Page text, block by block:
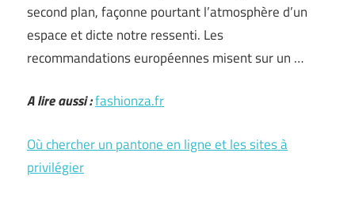
second plan, façonne pourtant l’atmosphère d’un
espace et dicte notre ressenti. Les
recommandations européennes misent sur un …
A lire aussi :fashionza.fr
Où chercher un pantone en ligne et les sites à
privilégier